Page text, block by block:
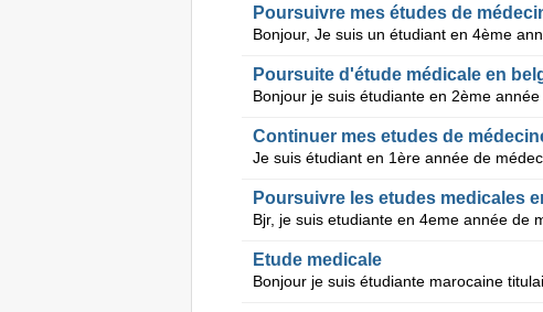
Poursuivre mes études de
Poursuite d'étude médicale en
Continuer mes etudes de
Poursuivre les etudes medicales
Etude medicale